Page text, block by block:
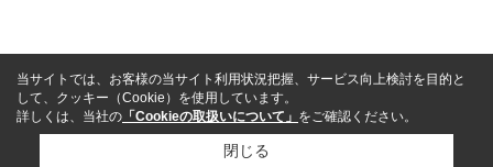
当サイトでは、お客様の当サイト利用状況把握、サービス向上検討を目的と
して、クッキー（Cookie）を使用しています。
詳しくは、当社の 「Cookieの取扱いについて」 をご確認ください。
閉じる